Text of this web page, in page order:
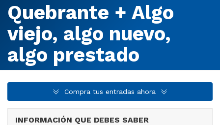
Quebrante + Algo
viejo, algo nuevo,
algo prestado
Compra tus entradas ahora
INFORMACIÓN QUE DEBES SABER